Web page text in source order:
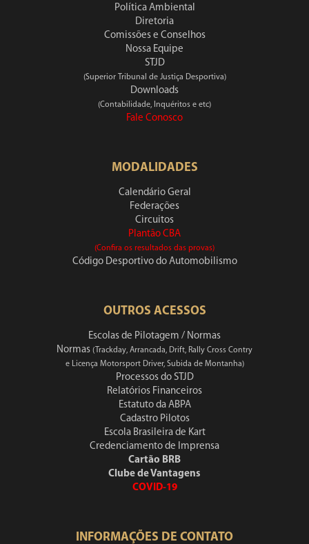
Política Ambiental
Diretoria
Comissões e Conselhos
Nossa Equipe
STJD
(Superior Tribunal de Justiça Desportiva)
Downloads
(Contabilidade, Inquéritos e etc)
Fale Conosco
MODALIDADES
Calendário Geral
Federações
Circuitos
Plantão CBA
(Confira os resultados das provas)
Código Desportivo do Automobilismo
OUTROS ACESSOS
Escolas de Pilotagem / Normas
Normas (Trackday, Arrancada, Drift, Rally Cross Contry
e Licença Motorsport Driver, Subida de Montanha)
Processos do STJD
Relatórios Financeiros
Estatuto da ABPA
Cadastro Pilotos
Escola Brasileira de Kart
Credenciamento de Imprensa
Cartão BRB
Clube de Vantagens
COVID-19
INFORMAÇÕES DE CONTATO